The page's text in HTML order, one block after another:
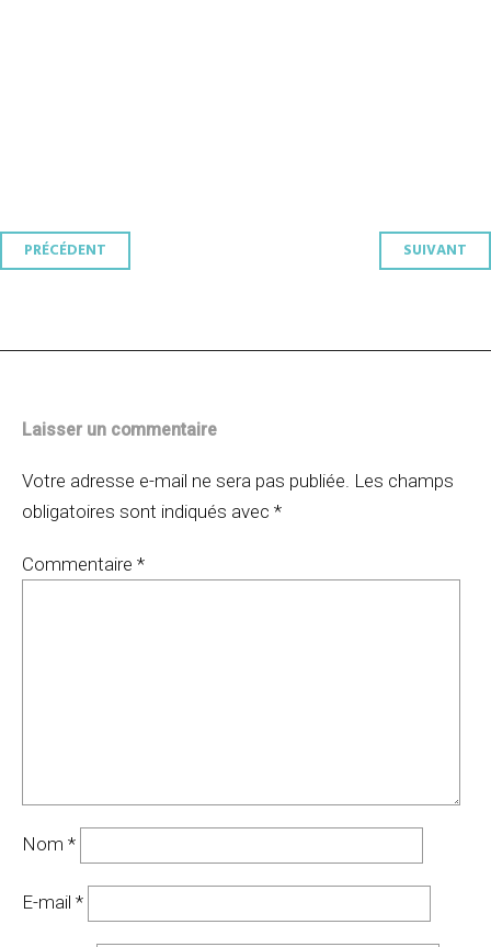
Navigation
PRÉCÉDENT SUIVANT
Laisser un commentaire
Votre adresse e-mail ne sera pas publiée. Les champs
obligatoires sont indiqués avec *
Commentaire *
Nom *
E-mail *